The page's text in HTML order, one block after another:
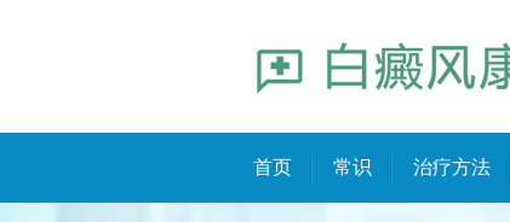
首页 常识 治疗方法